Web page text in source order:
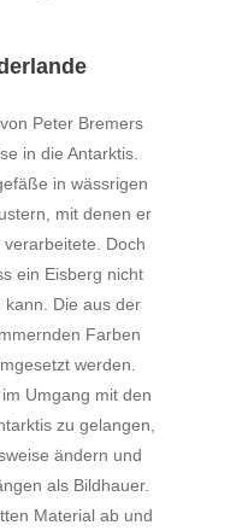
Peter Bremers
in die Antarktis.
in wässrigen
mit denen er
Doch
ein Eisberg nicht
kann. Die aus der
Farben
werden.
Umgang mit den
zu gelangen,
ändern und
als Bildhauer.
Material ab und